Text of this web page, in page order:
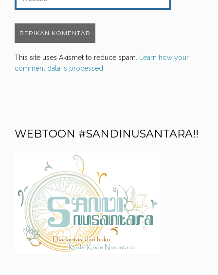
This site uses Akismet to reduce spam.
Learn how your
comment data is processed.
WEBTOON #SANDINUSANTARA!!